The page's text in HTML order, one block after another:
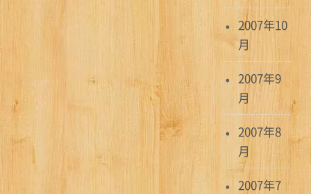
2007年10
月
2007年9
月
2007年8
月
2007年7